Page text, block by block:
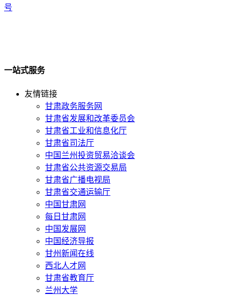
号
一站式服务
友情链接
甘肃政务服务网
甘肃省发展和改革委员会
甘肃省工业和信息化厅
甘肃省司法厅
中国兰州投资贸易洽谈会
甘肃省公共资源交易局
甘肃省广播电视局
甘肃省交通运输厅
中国甘肃网
每日甘肃网
中国发展网
中国经济导报
甘州新闻在线
西北人才网
甘肃省教育厅
兰州大学